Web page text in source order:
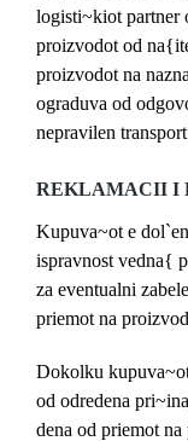
logisti~kiot partner
proizvodot od
proizvodot na
ograduva od
nepravilen
REKLAMACII I
Kupuva~ot e
ispravnost vedna{
za eventualni
priemot na
Dokolku
od odredena
dena od priemot